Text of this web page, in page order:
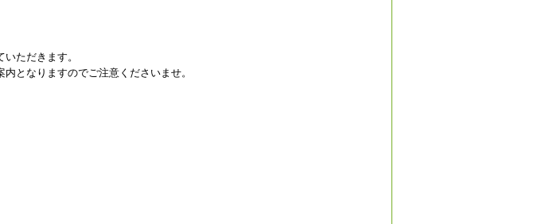
ただきます。
となりますのでご注意くださいませ。